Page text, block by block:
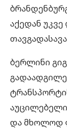
აქედან
ბერლინი
და მხოლოდ